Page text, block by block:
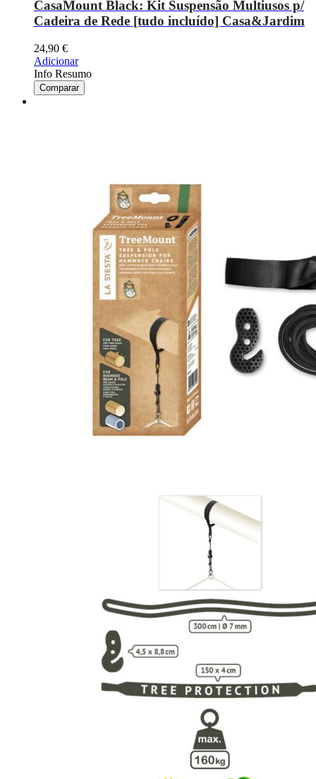
CasaMount Black: Kit Suspensão Multiusos p/
Cadeira de Rede [tudo incluído] Casa&Jardim
24,90 €
Adicionar
Info Resumo
Comparar